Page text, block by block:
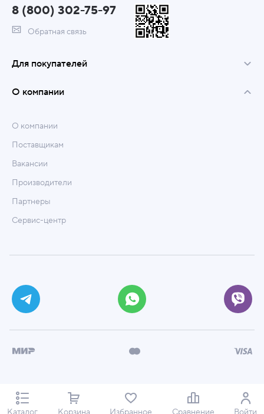
8 (800) 302-75-97
Обратная связь
Для покупателей
О компании
О компании
Поставщикам
Вакансии
Производители
Партнеры
Сервис-центр
© ООО «Техмаркет», 2026
Политика обработки персональных данных